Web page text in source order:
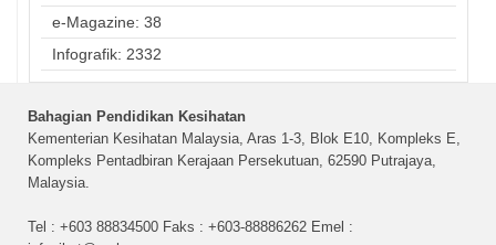
e-Magazine: 38
Infografik: 2332
Bahagian Pendidikan Kesihatan
Kementerian Kesihatan Malaysia, Aras 1-3, Blok E10, Kompleks E,
Kompleks Pentadbiran Kerajaan Persekutuan, 62590 Putrajaya,
Malaysia.
Tel : +603 88834500 Faks : +603-88886262 Emel :